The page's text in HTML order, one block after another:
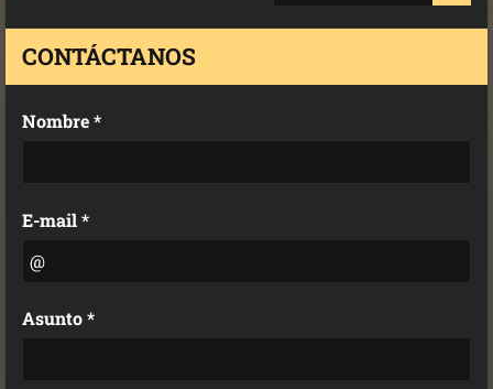
CONTÁCTANOS
Nombre *
E-mail *
Asunto *